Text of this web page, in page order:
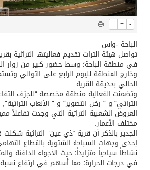
+ = -
الباحة -واس
تواصل هيئة التراث تقديم فعاليتها التراثية
في منطقة الباحة؛ وسط حضور كبير من زوار
الحالي بحديقة القرية.
وتضمنت الفعالية منطقة مخصصة “للحِرَف
التراثي” و ” ركن التصوير” و ” الألعاب
العروض الشعبية التراثية التي وجدت تفاعلاً
مختلف الأعمار.
الجدير بالذكر أن قرية “ذي عين” التراثية
إحدى وجهات السباحة الشتوية بالقطاع
نشاطاً سياحياً متزايداً؛ حيث الأجواء الدافئة
في درجات الحرارة؛ مما أسهم في ارتفاع نسبة